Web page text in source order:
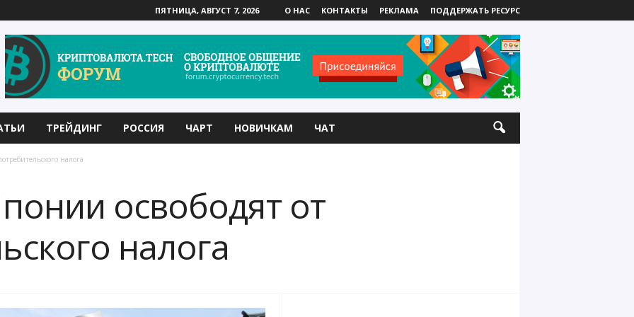
ПЯТНИЦА, АВГУСТ 7, 2026 О НАС КОНТАКТЫ РЕКЛАМА ПОДДЕРЖАТЬ РЕСУРС
ТРЕЙДИНГ РОССИЯ ЧАРТ НОВИЧКАМ ЧАТ
налога
освободят от
налога